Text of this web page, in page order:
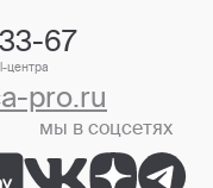
67
центра
pro.ru
мы в соцсетях